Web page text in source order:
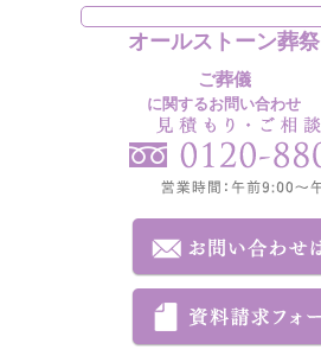
オールストーン葬祭
ご葬儀
に関するお問い合わせ